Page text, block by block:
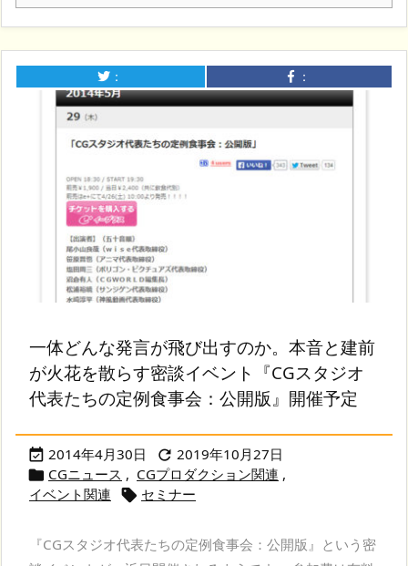
： ：
一体どんな発言が飛び出すのか。本音と建前
が火花を散らす密談イベント『CGスタジオ
代表たちの定例食事会：公開版』開催予定
 2014年4月30日  2019年10月27日
 CGニュース , CGプロダクション関連 ,
イベント関連
 セミナー
『CGスタジオ代表たちの定例食事会：公開版』という密